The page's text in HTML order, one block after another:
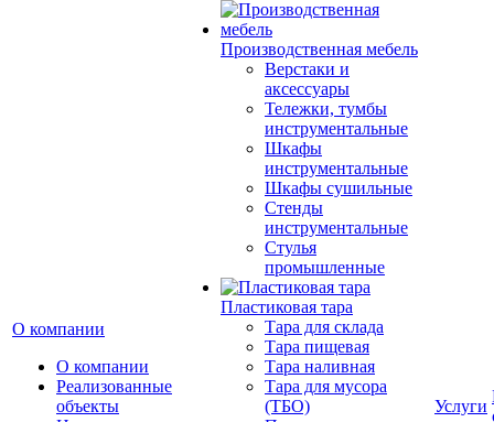
О компании
О компании
Реализованные
объекты
Производственная мебель
Верстаки и
аксессуары
Тележки, тумбы
инструментальные
Шкафы
инструментальные
Шкафы сушильные
Стенды
инструментальные
Cтулья
промышленные
Пластиковая тара
Тара для склада
Тара пищевая
Тара наливная
Тара для мусора
(ТБО)
Услуги